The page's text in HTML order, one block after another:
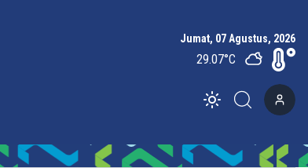
Jumat, 07 Agustus, 2026
29.07°C
Toggle theme